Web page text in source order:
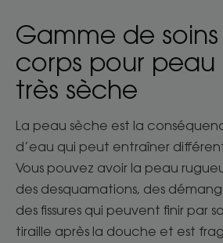
Gamme de
corps pour peau
très sèche
La peau sèche est la
d’eau qui peut entraîner
Vous pouvez avoir la peau
des desquamations, des
des fissures qui peuvent finir par
tiraille après la douche et est